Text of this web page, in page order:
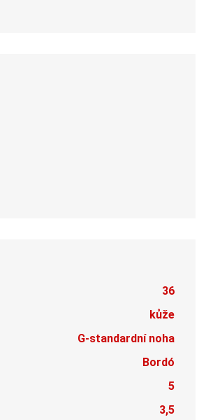
36
kůže
G-standardní noha
Bordó
5
3,5